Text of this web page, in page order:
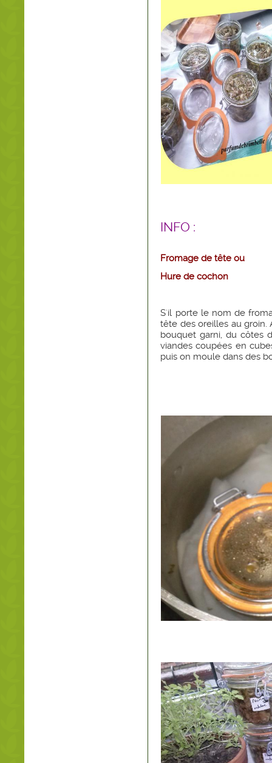
INFO :
Fromage de tête ou
Hure de cochon
S'il porte le nom de
tête des oreilles au groin.
bouquet garni, du côtes
viandes coupées en
puis on moule dans des